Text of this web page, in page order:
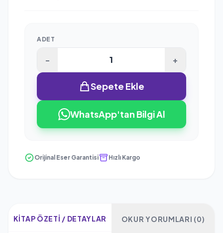
ADET
- +
Sepete Ekle
WhatsApp'tan Bilgi Al
Orijinal Eser Garantisi Hızlı Kargo
KITAP ÖZETI / DETAYLAR OKUR YORUMLARI (0)